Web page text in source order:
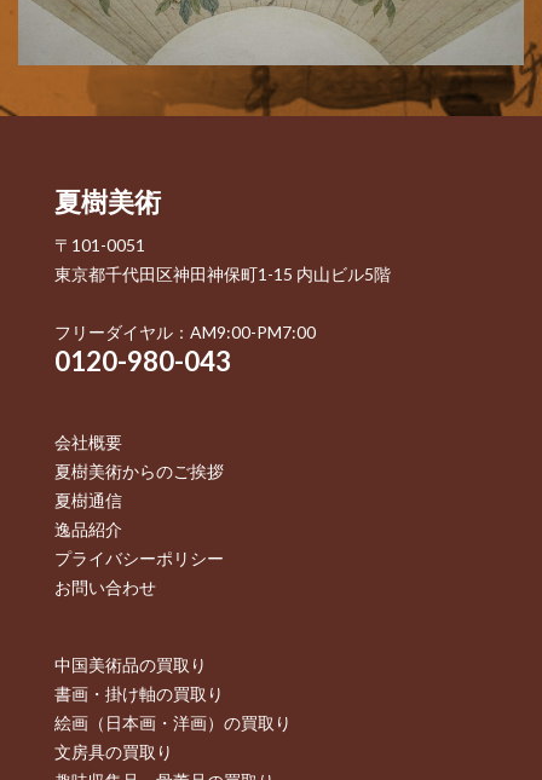
夏樹美術
〒101-0051
東京都千代田区神田神保町1-15 内山ビル5階
フリーダイヤル：AM9:00-PM7:00
0120-980-043
会社概要
夏樹美術からのご挨拶
夏樹通信
逸品紹介
プライバシーポリシー
お問い合わせ
中国美術品の買取り
書画・掛け軸の買取り
絵画（日本画・洋画）の買取り
文房具の買取り